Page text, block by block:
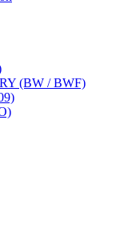
(BW / BWF)